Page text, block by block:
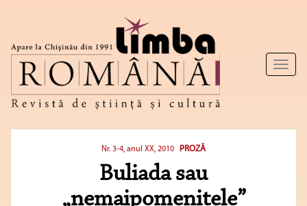
Toggle
Nr. 3-4, anul XX, 2010 PROZĂ
Buliada sau
„nemaipomenitele”